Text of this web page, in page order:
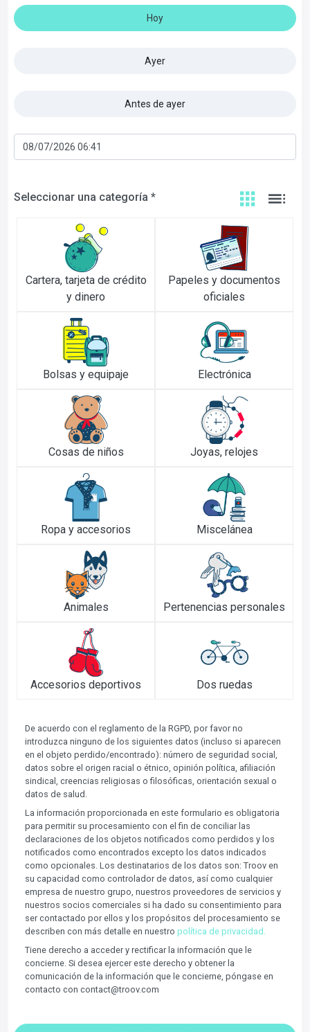
Hoy
Ayer
Antes de ayer
Seleccionar una categoría *
Cartera, tarjeta de crédito
y dinero
Papeles y documentos
oficiales
Bolsas y equipaje Electrónica
Cosas de niños Joyas, relojes
Ropa y accesorios Miscelánea
Animales Pertenencias personales
Accesorios deportivos Dos ruedas
De acuerdo con el reglamento de la RGPD, por favor no
introduzca ninguno de los siguientes datos (incluso si aparecen
en el objeto perdido/encontrado): número de seguridad social,
datos sobre el origen racial o étnico, opinión política, afiliación
sindical, creencias religiosas o filosóficas, orientación sexual o
datos de salud.
La información proporcionada en este formulario es obligatoria
para permitir su procesamiento con el fin de conciliar las
declaraciones de los objetos notificados como perdidos y los
notificados como encontrados excepto los datos indicados
como opcionales. Los destinatarios de los datos son: Troov en
su capacidad como controlador de datos, así como cualquier
empresa de nuestro grupo, nuestros proveedores de servicios y
nuestros socios comerciales si ha dado su consentimiento para
ser contactado por ellos y los propósitos del procesamiento se
describen con más detalle en nuestro política de privacidad.
Tiene derecho a acceder y rectificar la información que le
concierne. Si desea ejercer este derecho y obtener la
comunicación de la información que le concierne, póngase en
contacto con contact@troov.com